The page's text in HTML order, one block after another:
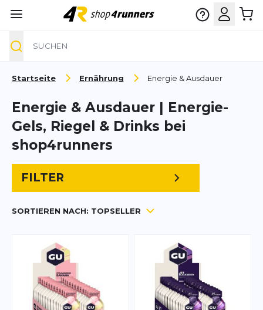
Startseite Ernährung Energie & Ausdauer
Energie & Ausdauer | Energie-
Gels, Riegel & Drinks bei
shop4runners
FILTER
SORTIEREN NACH: TOPSELLER